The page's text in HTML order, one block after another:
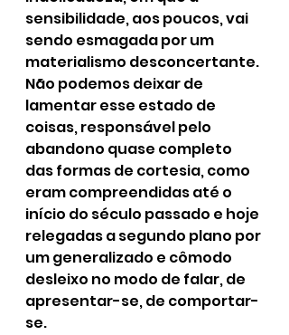
sensibilidade, aos poucos, vai
sendo esmagada por um
materialismo desconcertante.
Não podemos deixar de
lamentar esse estado de
coisas, responsável pelo
abandono quase completo
das formas de cortesia, como
eram compreendidas até o
início do século passado e hoje
relegadas a segundo plano por
um generalizado e cômodo
desleixo no modo de falar, de
apresentar-se, de comportar-
se.